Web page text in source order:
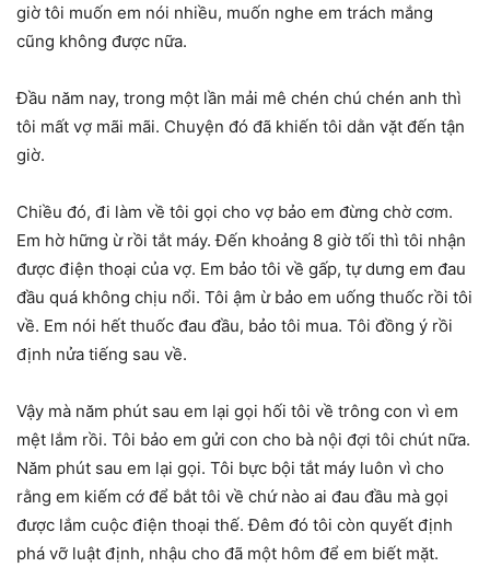
giờ tôi muốn em nói nhiều, muốn nghe em trách mắng
cũng không được nữa.
Đầu năm nay, trong một lần mải mê chén chú chén anh thì
tôi mất vợ mãi mãi. Chuyện đó đã khiến tôi dằn vặt đến tận
giờ.
Chiều đó, đi làm về tôi gọi cho vợ bảo em đừng chờ cơm.
Em hờ hững ừ rồi tắt máy. Đến khoảng 8 giờ tối thì tôi nhận
được điện thoại của vợ. Em bảo tôi về gấp, tự dưng em đau
đầu quá không chịu nổi. Tôi ậm ừ bảo em uống thuốc rồi tôi
về. Em nói hết thuốc đau đầu, bảo tôi mua. Tôi đồng ý rồi
định nửa tiếng sau về.
Vậy mà năm phút sau em lại gọi hối tôi về trông con vì em
mệt lắm rồi. Tôi bảo em gửi con cho bà nội đợi tôi chút nữa.
Năm phút sau em lại gọi. Tôi bực bội tắt máy luôn vì cho
rằng em kiếm cớ để bắt tôi về chứ nào ai đau đầu mà gọi
được lắm cuộc điện thoại thế. Đêm đó tôi còn quyết định
phá vỡ luật định, nhậu cho đã một hôm để em biết mặt.